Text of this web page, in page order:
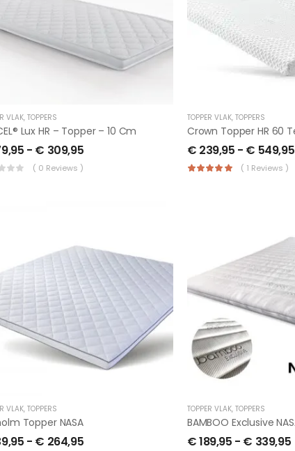
VLAK, TOPPERS
Lux HR – Topper – 10 Cm
- € 309,95
( 0 Reviews )
TOPPER VLAK, TOPPERS
€ 239,95 - € 549,95
( 1 Reviews )
VLAK, TOPPERS
Topper NASA
- € 264,95
TOPPER VLAK, TOPPERS
€189,95 - € 339,95